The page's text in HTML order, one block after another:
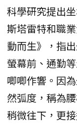
科學研究提出
斯塔雷特和職
動而生》，指
螢幕前、通勤
唧唧作響。因
然弧度，稱為
稍微往下，更